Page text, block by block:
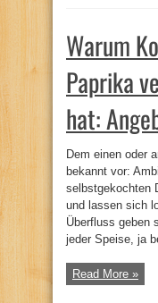
Warum
Paprika
hat:
Dem einen oder
bekannt vor:
selbstgekochten
und lassen sich
Überfluss geben
jeder Speise, ja
Read More »